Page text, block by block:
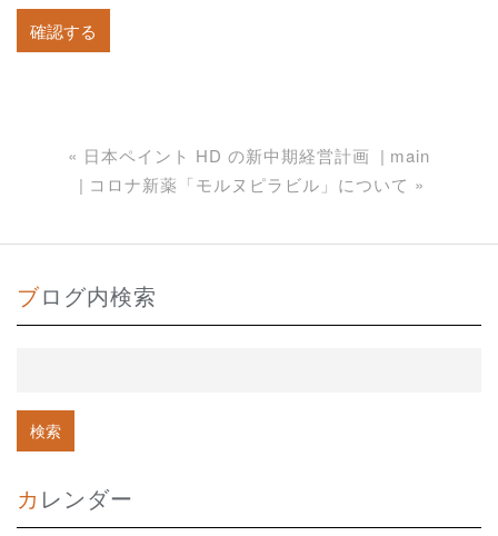
« 日本ペイント HD の新中期経営計画
main
コロナ新薬「モルヌピラビル」について »
ブログ内検索
カレンダー